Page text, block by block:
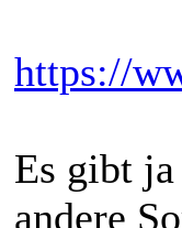
https://
Es gibt
andere